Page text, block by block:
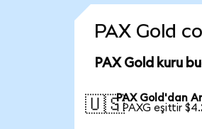
PAX Gold
PAX Gold kuru
🇺🇸PAX Gold'dan
1 PAXG eşittir